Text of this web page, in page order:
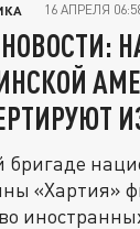
16 АПРЕЛЯ
бригаде
«Хартия»